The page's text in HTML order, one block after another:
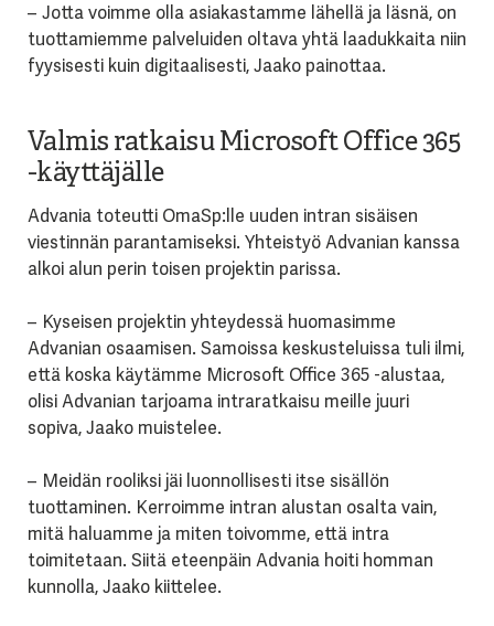
– Jotta voimme olla asiakastamme lähellä ja läsnä, on
tuottamiemme palveluiden oltava yhtä laadukkaita niin
fyysisesti kuin digitaalisesti, Jaako painottaa.
Valmis ratkaisu Microsoft Office 365
-käyttäjälle
Advania toteutti OmaSp:lle uuden intran sisäisen
viestinnän parantamiseksi. Yhteistyö Advanian kanssa
alkoi alun perin toisen projektin parissa.
– Kyseisen projektin yhteydessä huomasimme
Advanian osaamisen. Samoissa keskusteluissa tuli ilmi,
että koska käytämme Microsoft Office 365 -alustaa,
olisi Advanian tarjoama intraratkaisu meille juuri
sopiva, Jaako muistelee.
– Meidän rooliksi jäi luonnollisesti itse sisällön
tuottaminen. Kerroimme intran alustan osalta vain,
mitä haluamme ja miten toivomme, että intra
toimitetaan. Siitä eteenpäin Advania hoiti homman
kunnolla, Jaako kiittelee.